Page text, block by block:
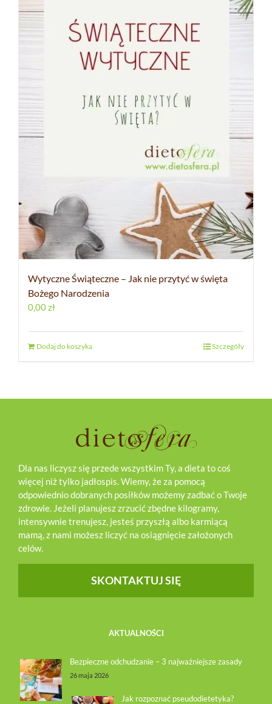
Wytyczne Świąteczne – Jak nie przytyć w święta
Bożego Narodzenia
0,00zł
Dodaj do koszyka Szczegóły
Dla nas liczysz się przede wszystkim Ty, a dieta to coś
więcej niż tylko jadłospis. Wiemy, że za pomocą
odpowiednio dobranych posiłków możemy zadbać o Twoje
zdrowie. Jeżeli planujesz zrzucić zbędne kilogramy,
intensywnie trenujesz, jesteś przyszłą albo karmiącą
mamą, z nami możesz liczyć na osiągnięcie założonych
celów.
SKONTAKTUJ SIĘ
AKTUALNOŚCI
Bezpieczne odchudzanie – 3 najważniejsze zasady
26 maja 2026
Jak rozpoznać pseudodietetyka?